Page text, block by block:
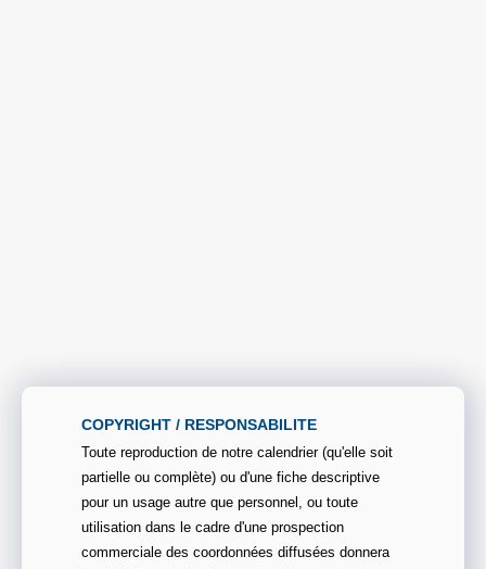
COPYRIGHT / RESPONSABILITE
Toute reproduction de notre calendrier (qu'elle soit
partielle ou complète) ou d'une fiche descriptive
pour un usage autre que personnel, ou toute
utilisation dans le cadre d'une prospection
commerciale des coordonnées diffusées donnera